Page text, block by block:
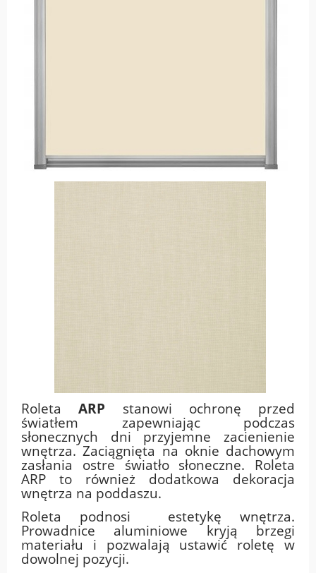
Roleta ARP stanowi ochronę przed
światłem zapewniając podczas
słonecznych dni przyjemne zacienienie
wnętrza. Zaciągnięta na oknie dachowym
zasłania ostre światło słoneczne. Roleta
ARP to również dodatkowa dekoracja
wnętrza na poddaszu.
Roleta podnosi estetykę wnętrza.
Prowadnice aluminiowe kryją brzegi
materiału i pozwalają ustawić roletę w
dowolnej pozycji.